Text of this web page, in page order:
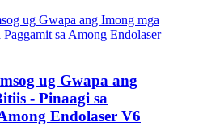
ug Gwapa ang
- Pinaagi sa
Endolaser V6